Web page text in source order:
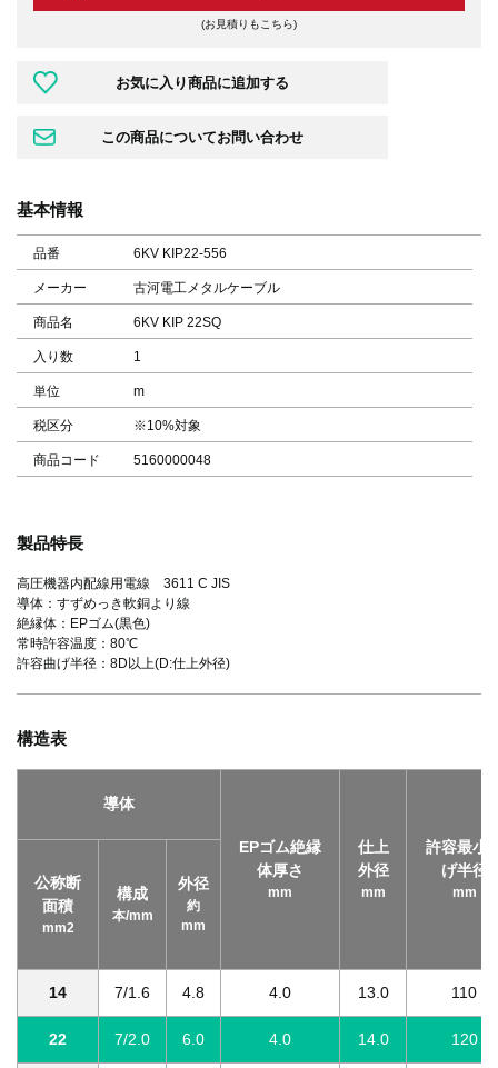
(お見積りもこちら)
基本情報
品番 6KV KIP22-556
メーカー 古河電工メタルケーブル
商品名 6KV KIP 22SQ
入り数 1
単位 m
税区分 ※10%対象
商品コード 5160000048
製品特長
高圧機器内配線用電線 3611 C JIS
導体：すずめっき軟銅より線
絶縁体：EPゴム(黒色)
常時許容温度：80℃
許容曲げ半径：8D以上(D:仕上外径)
構造表
導体
EPゴム絶縁
体厚さ
mm
仕上
外径
mm
許容最小
げ半径
mm
公称断
面積
mm2
構成
本/mm
外径
約
mm
14 7/1.6 4.8 4.0 13.0 110
22 7/2.0 6.0 4.0 14.0 120